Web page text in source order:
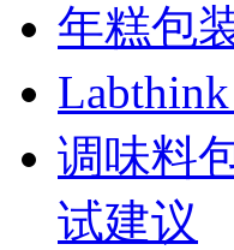
年糕包
调味料
试建议